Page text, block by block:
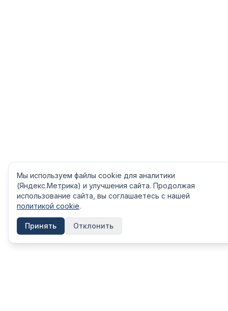
Мы используем файлы cookie для аналитики
(Яндекс.Метрика) и улучшения сайта. Продолжая
использование сайта, вы соглашаетесь с нашей
политикой cookie.
Принять Отклонить